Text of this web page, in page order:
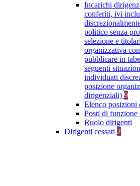
Incarichi
conferiti, ivi
politico senza
selezione e
organizzativa
pubblicare in
seguenti
individuati
posizione
dirigenziali) 9
Elenco posizioni
Posti di
Ruolo dirigenti
Dirigenti cessati 2